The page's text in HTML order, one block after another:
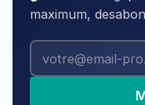
maximum,